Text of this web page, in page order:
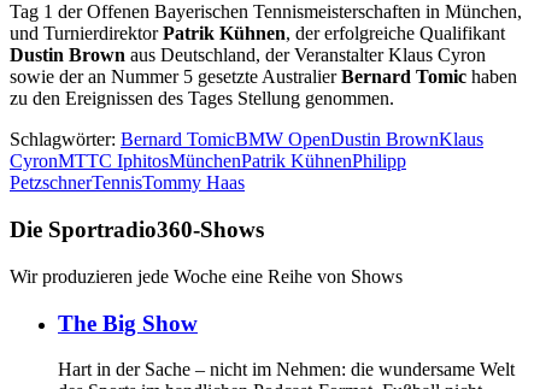
Tag 1 der Offenen Bayerischen Tennismeisterschaften in München,
und TurnierdirektorPatrik Kühnen, der erfolgreiche Qualifikant
Dustin Brown aus Deutschland, der Veranstalter Klaus Cyron
sowie der an Nummer 5 gesetzte AustralierBernard Tomic haben
zu den Ereignissen des Tages Stellung genommen.
Schlagwörter: Bernard TomicBMW OpenDustin BrownKlaus
CyronMTTC IphitosMünchenPatrik KühnenPhilipp
PetzschnerTennisTommy Haas
Die Sportradio360-Shows
Wir produzieren jede Woche eine Reihe von Shows
The Big Show
Hart in der Sache – nicht im Nehmen: die wundersame Welt